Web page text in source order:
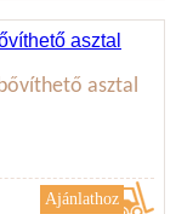
asztal